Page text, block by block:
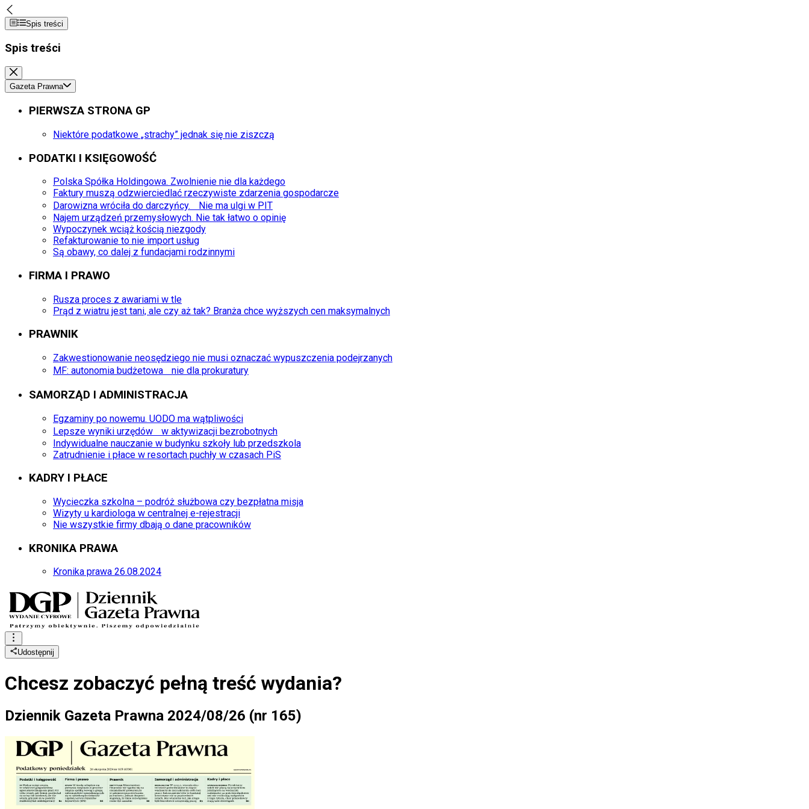
Spis treści
Spis treści
Gazeta Prawna
PIERWSZA STRONA GP
Niektóre podatkowe „strachy” jednak się nie ziszczą
PODATKI I KSIĘGOWOŚĆ
Polska Spółka Holdingowa. Zwolnienie nie dla każdego
Faktury muszą odzwierciedlać rzeczywiste zdarzenia gospodarcze
Darowizna wróciła do darczyńcy. Nie ma ulgi w PIT
Najem urządzeń przemysłowych. Nie tak łatwo o opinię
Wypoczynek wciąż kością niezgody
Refakturowanie to nie import usług
Są obawy, co dalej z fundacjami rodzinnymi
FIRMA I PRAWO
Rusza proces z awariami w tle
Prąd z wiatru jest tani, ale czy aż tak? Branża chce wyższych cen maksymalnych
PRAWNIK
Zakwestionowanie neosędziego nie musi oznaczać wypuszczenia podejrzanych
MF: autonomia budżetowa nie dla prokuratury
SAMORZĄD I ADMINISTRACJA
Egzaminy po nowemu. UODO ma wątpliwości
Lepsze wyniki urzędów w aktywizacji bezrobotnych
Indywidualne nauczanie w budynku szkoły lub przedszkola
Zatrudnienie i płace w resortach puchły w czasach PiS
KADRY I PŁACE
Wycieczka szkolna – podróż służbowa czy bezpłatna misja
Wizyty u kardiologa w centralnej e-rejestracji
Nie wszystkie firmy dbają o dane pracowników
KRONIKA PRAWA
Kronika prawa 26.08.2024
Udostępnij
Chcesz zobaczyć pełną treść wydania?
Dziennik Gazeta Prawna 2024/08/26 (nr 165)